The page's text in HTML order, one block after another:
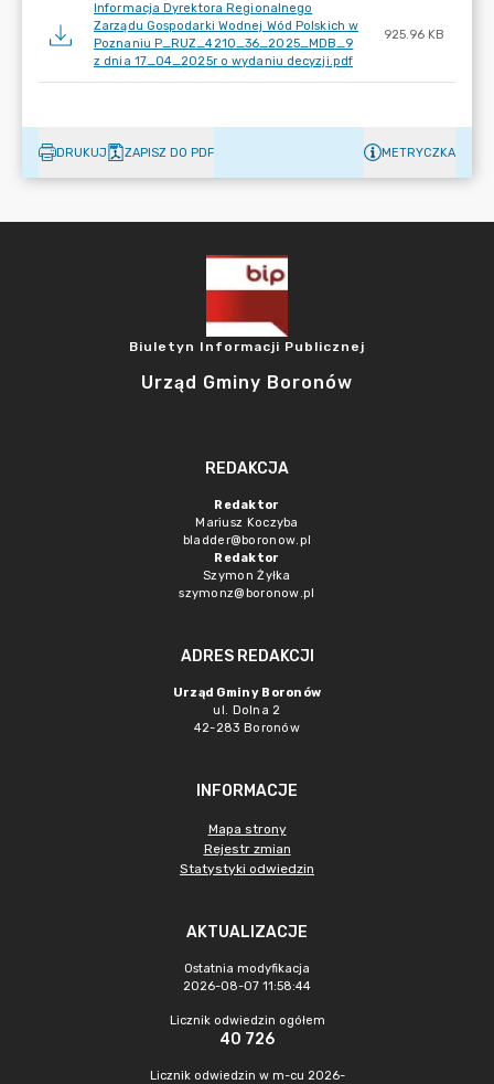
Informacja Dyrektora Regionalnego
Zarządu Gospodarki Wodnej Wód Polskich w
Poznaniu P_RUZ_4210_36_2025_MDB_9
z dnia 17_04_2025r o wydaniu decyzji.pdf
925.96 KB
DRUKUJ ZAPISZ DO PDF METRYCZKA
Biuletyn Informacji Publicznej
Urząd Gminy Boronów
REDAKCJA
Redaktor
Mariusz Koczyba
bladder@boronow.pl
Redaktor
Szymon Żyłka
szymonz@boronow.pl
ADRES REDAKCJI
Urząd Gminy Boronów
ul. Dolna 2
42-283 Boronów
INFORMACJE
Mapa strony
Rejestr zmian
Statystyki odwiedzin
AKTUALIZACJE
Ostatnia modyfikacja
2026-08-07 11:58:44
Licznik odwiedzin ogółem
40 726
Licznik odwiedzin w m-cu 2026-